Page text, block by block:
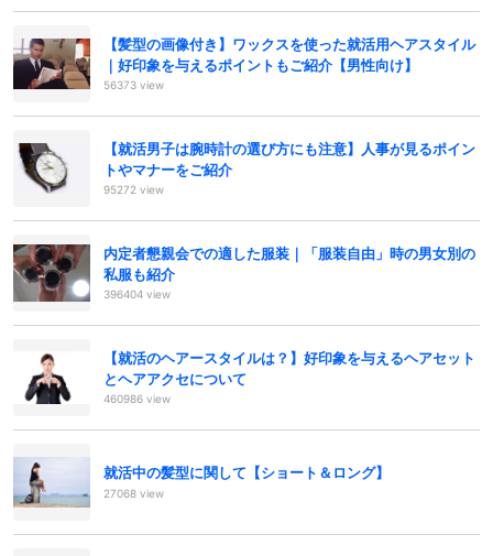
【髪型の画像付き】ワックスを使った就活用ヘアスタイル
｜好印象を与えるポイントもご紹介【男性向け】
56373 view
【就活男子は腕時計の選び方にも注意】人事が見るポイン
トやマナーをご紹介
95272 view
内定者懇親会での適した服装｜「服装自由」時の男女別の
私服も紹介
396404 view
【就活のヘアースタイルは？】好印象を与えるヘアセット
とヘアアクセについて
460986 view
就活中の髪型に関して【ショート＆ロング】
27068 view